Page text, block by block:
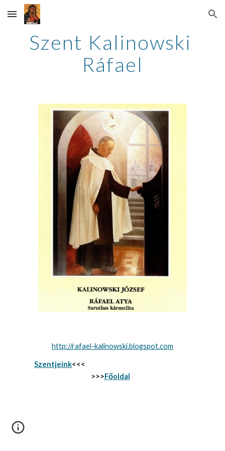
Skip to main content Skip to navigation
Szent Kalinowski
Ráfael
http://rafael-kalinowski.blogspot.com
Szentjeink<<<
>>>Főoldal